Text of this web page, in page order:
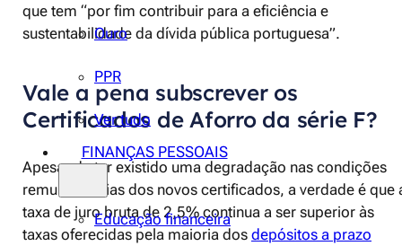
Ouro
PPR
Ver tudo
FINANÇAS PESSOAIS
Educação financeira
que tem “por fim contribuir para a eficiência e
sustentabilidade da dívida pública portuguesa”.
Vale a pena subscrever os
Certificados de Aforro da série F?
Apesar de ter existido uma degradação nas condições
remuneratórias dos novos certificados, a verdade é que
taxa de juro bruta de 2,5% continua a ser superior às
taxas oferecidas pela maioria dos depósitos a prazo